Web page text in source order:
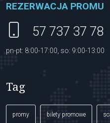
REZERWACJA PROMU
57 737 37 78
pn-pt: 8:00-17:00, so: 9:00-13:00
Tag
promy bilety promowe